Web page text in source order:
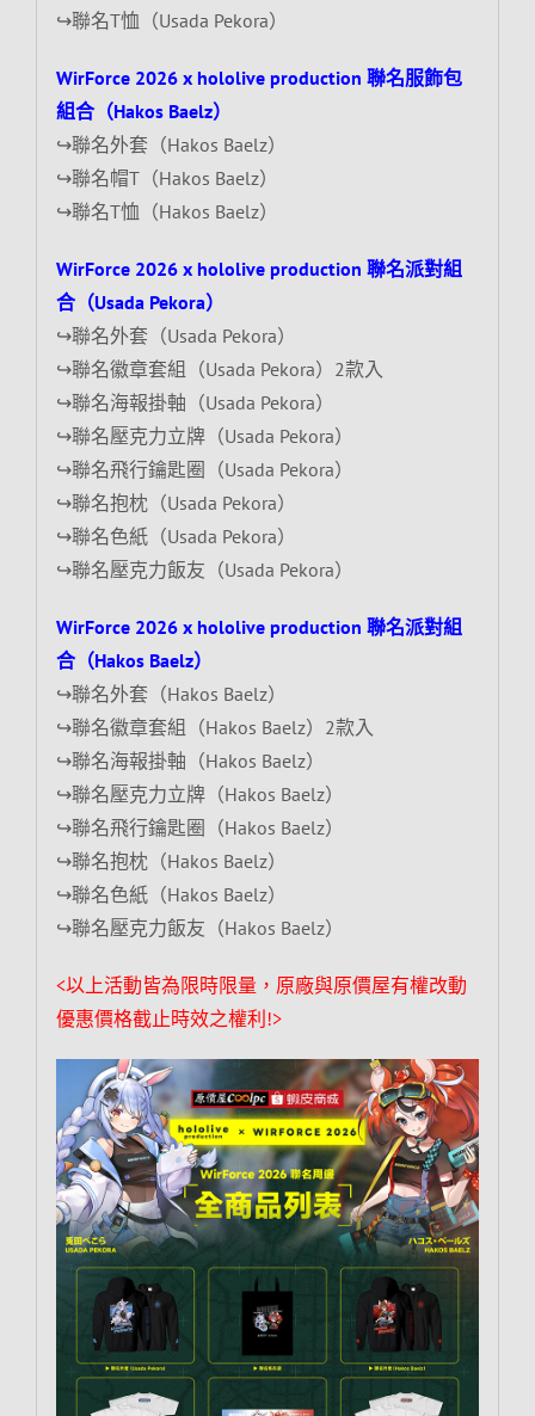
↪聯名T恤（Usada Pekora）
WirForce 2026 x hololive production 聯名服飾包
組合（Hakos Baelz）
↪聯名外套（Hakos Baelz）
↪聯名帽T（Hakos Baelz）
↪聯名T恤（Hakos Baelz）
WirForce 2026 x hololive production 聯名派對組
合（Usada Pekora）
↪聯名外套（Usada Pekora）
↪聯名徽章套組（Usada Pekora）2款入
↪聯名海報掛軸（Usada Pekora）
↪聯名壓克力立牌（Usada Pekora）
↪聯名飛行鑰匙圈（Usada Pekora）
↪聯名抱枕（Usada Pekora）
↪聯名色紙（Usada Pekora）
↪聯名壓克力飯友（Usada Pekora）
WirForce 2026 x hololive production 聯名派對組
合（Hakos Baelz）
↪聯名外套（Hakos Baelz）
↪聯名徽章套組（Hakos Baelz）2款入
↪聯名海報掛軸（Hakos Baelz）
↪聯名壓克力立牌（Hakos Baelz）
↪聯名飛行鑰匙圈（Hakos Baelz）
↪聯名抱枕（Hakos Baelz）
↪聯名色紙（Hakos Baelz）
↪聯名壓克力飯友（Hakos Baelz）
<以上活動皆為限時限量，原廠與原價屋有權改動
優惠價格截止時效之權利!>